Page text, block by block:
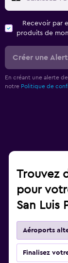
Recevoir par
produits de
Créer une
En créant une alerte
notre Politique de
Trouvez
pour
San Luis
Aéroports
Finalisez